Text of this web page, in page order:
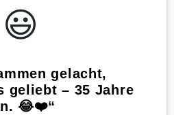
😃️
gelacht,
geliebt – 35 Jahre
😂❤️“